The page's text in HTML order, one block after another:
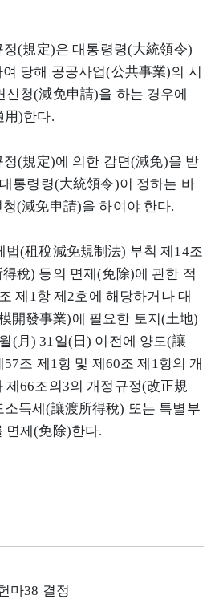
(規定)은 대통령령(大統領令)
당해 공공사업(公共事業)의 시
청(減免申請)을 하는 경우에
用)한다.
(規定)에 의한 감면(減免)을 받
통령령(大統領令)이 정하는 바
(減免申請)을 하여야 한다.
법(租稅減免規制法) 부칙 제14조
稅) 등의 면제(免除)에 관한 적
제1항 제2호에 해당하거나 대
開發事業)에 필요한 토지(土地)
(月) 31일(日) 이전에 양도(讓
조 제1항 및 제60조 제1항의 개
제66조의3의 개정규정(改正規
득세(讓渡所得稅) 또는 특별부
면제(免除)한다.
마38 결정